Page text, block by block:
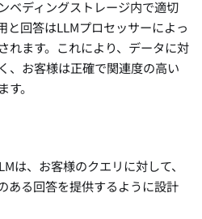
ベディングストレージ内で適切
と回答はLLMプロセッサーによっ
れます。これにより、データに対
、お客様は正確で関連度の高い
。
は、お客様のクエリに対して、
ある回答を提供するように設計